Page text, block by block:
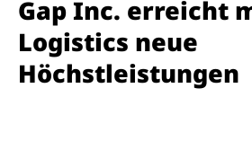
Gap Inc. erreicht
Logistics neue
Höchstleistungen